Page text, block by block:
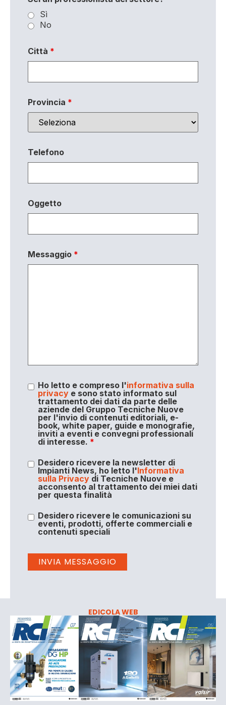
Sì
No
Città *
Provincia *
Telefono
Oggetto
Messaggio *
Ho letto e compreso l'informativa sulla
privacye sono stato informato sul
trattamento dei dati da parte delle
aziende del Gruppo Tecniche Nuove
per l'invio di contenuti editoriali, e-
book, white paper, guide e monografie,
inviti a eventi e convegni professionali
di interesse. *
Desidero ricevere la newsletter di
Impianti News, ho letto l'Informativa
sulla Privacydi Tecniche Nuove e
acconsento al trattamento dei miei dati
per questa finalità
Desidero ricevere le comunicazioni su
eventi, prodotti, offerte commerciali e
contenuti speciali
EDICOLA WEB